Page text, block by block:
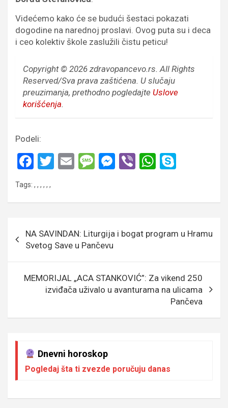
Videćemo kako će se budući šestaci pokazati
dogodine na narednoj proslavi. Ovog puta su i deca
i ceo kolektiv škole zaslužili čistu peticu!
Copyright © 2026 zdravopancevo.rs. All Rights
Reserved/Sva prava zaštićena. U slučaju
preuzimanja, prethodno pogledajte Uslove
korišćenja.
Podeli:
F
ce
o
o
k
T
E
M
e
M
g
er
Vi W
p
p
Tags: , , , , , ,
чланка
NA SAVINDAN: Liturgija i bogat program u Hramu
Svetog Save u Pančevu
MEMORIJAL „ACA STANKOVIĆ”: Za vikend 250
izviđača uživalo u avanturama na ulicama
Pančeva
Dnevni horoskop
Pogledaj šta ti zvezde poručuju danas